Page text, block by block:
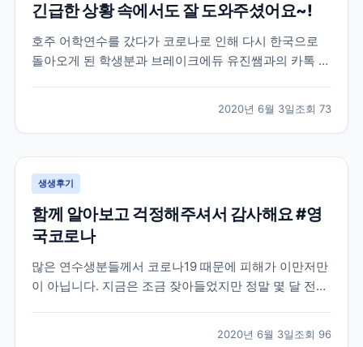
긴급한 상황 속에서도 잘 도와주셨어요~!
호주 어학연수를 갔다가 코로나로 인해 다시 한국으로
돌아오게 된 학생분과 브레이크에듀 유진쌤과의 카톡 대
로 인해 부모님께서 걱정이 되어 한국으로 돌아오는 항
공권을 구매하여 보내주셨습니다. 급하게 연락을 주셔서
학원에...
2020년 6월 3일조회 73
생생후기
함께 알아보고 걱정해주셔서 감사해요 #영
국코로나
많은 연수생분들께서 코로나19 때문에 피해가 이만저만
이 아닙니다. 지금은 조금 잦아들었지만 정말 몇 달 전까
2020년 6월 3일조회 96